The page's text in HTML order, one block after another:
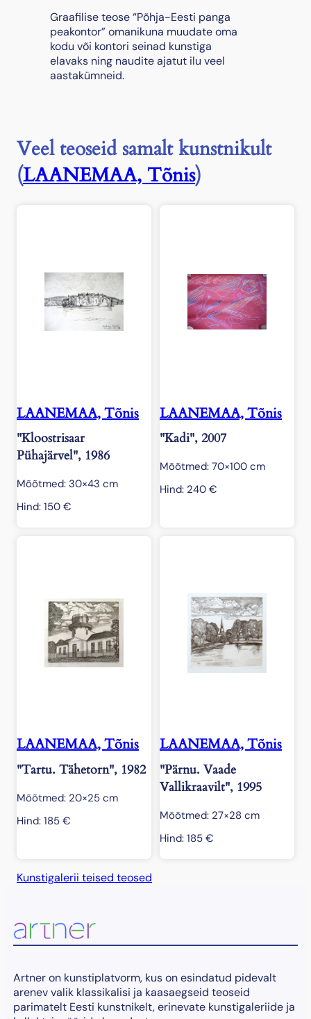
n
t
o
Graafilise teose “Põhja-Eesti panga
peakontor” omanikuna muudate oma
kodu või kontori seinad kunstiga
elavaks ning naudite ajatut ilu veel
aastakümneid.
Veel teoseid samalt kunstnikult
(LAANEMAA, Tõnis)
LAANEMAA, Tõnis
"Kloostrisaar
Pühajärvel", 1986
Mõõtmed: 30×43 cm
Hind: 150 €
LAANEMAA, Tõnis
"Kadi", 2007
Mõõtmed: 70×100 cm
Hind: 240 €
LAANEMAA, Tõnis
"Tartu. Tähetorn", 1982
Mõõtmed: 20×25 cm
Hind: 185 €
LAANEMAA, Tõnis
"Pärnu. Vaade
Vallikraavilt", 1995
Mõõtmed: 27×28 cm
Hind: 185 €
Kunstigalerii teised teosed
Artner on kunstiplatvorm, kus on esindatud pidevalt
arenev valik klassikalisi ja kaasaegseid teoseid
parimatelt Eesti kunstnikelt, erinevate kunstigaleriide ja